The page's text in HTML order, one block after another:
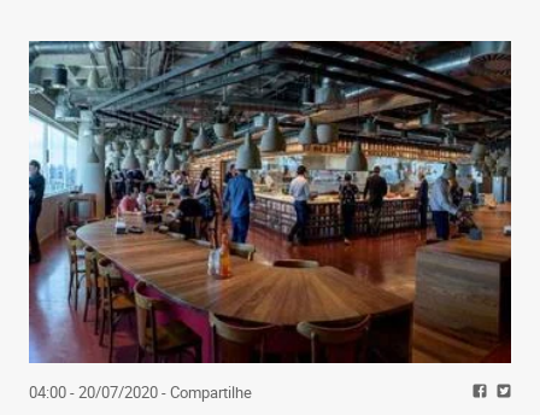
04:00 - 20/07/2020- Compartilhe